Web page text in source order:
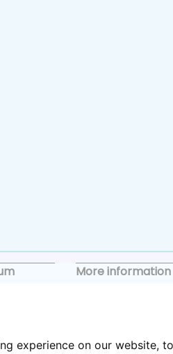
experience on our website,
More information
About